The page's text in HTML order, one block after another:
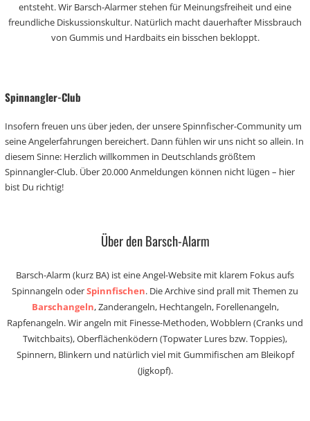
entsteht. Wir Barsch-Alarmer stehen für Meinungsfreiheit und eine
freundliche Diskussionskultur. Natürlich macht dauerhafter Missbrauch
von Gummis und Hardbaits ein bisschen bekloppt.
Spinnangler-Club
Insofern freuen uns über jeden, der unsere Spinnfischer-Community um
seine Angelerfahrungen bereichert. Dann fühlen wir uns nicht so allein. In
diesem Sinne: Herzlich willkommen in Deutschlands größtem
Spinnangler-Club. Über 20.000 Anmeldungen können nicht lügen – hier
bist Du richtig!
Über den Barsch-Alarm
Barsch-Alarm (kurz BA) ist eine Angel-Website mit klarem Fokus aufs
Spinnangeln oderSpinnfischen. Die Archive sind prall mit Themen zu
Barschangeln, Zanderangeln, Hechtangeln, Forellenangeln,
Rapfenangeln. Wir angeln mit Finesse-Methoden, Wobblern (Cranks und
Twitchbaits), Oberflächenködern (Topwater Lures bzw. Toppies),
Spinnern, Blinkern und natürlich viel mit Gummifischen am Bleikopf
(Jigkopf).